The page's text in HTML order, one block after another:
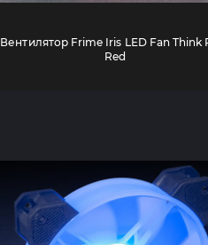
Вентилятор Frime Iris LED Fan Think
Red